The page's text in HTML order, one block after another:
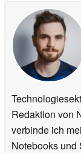
Redaktion von
verbinde ich
Notebooks und